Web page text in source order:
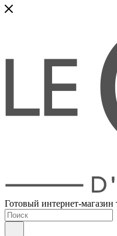
Готовый интернет-магазин